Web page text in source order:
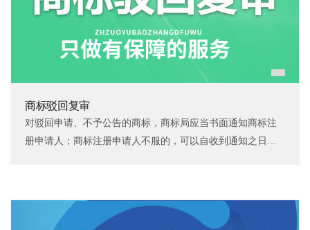
商标驳回复审
对驳回申请、不予公告的商标，商标局应当书面通知商标注
册申请人；商标注册申请人不服的，可以自收到通知之日起